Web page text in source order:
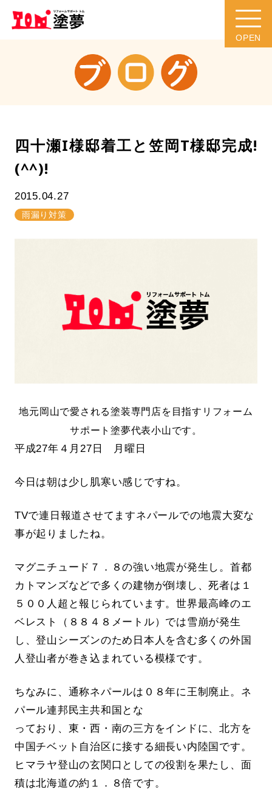
四十瀬I様邸着工と笠岡T様邸完成!
(^^)!
2015.04.27
雨漏り対策
地元岡山で愛される塗装専門店を目指すリフォーム
サポート塗夢代表小山です。
平成27年４月27日 月曜日
今日は朝は少し肌寒い感じですね。
TVで連日報道させてますネパールでの地震大変な
事が起りましたね。
マグニチュード７．８の強い地震が発生し。首都
カトマンズなどで多くの建物が倒壊し、死者は１
５００人超と報じられています。世界最高峰のエ
ベレスト（８８４８メートル）では雪崩が発生
し、登山シーズンのため日本人を含む多くの外国
人登山者が巻き込まれている模様です。
ちなみに、通称ネパールは０８年に王制廃止。ネ
パール連邦民主共和国とな
っており、東・西・南の三方をインドに、北方を
中国チベット自治区に接する細長い内陸国です。
ヒマラヤ登山の玄関口としての役割を果たし、面
積は北海道の約１．８倍です。